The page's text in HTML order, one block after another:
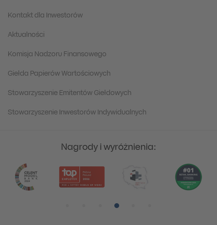
Kontakt dla Inwestorów
Aktualności
Komisja Nadzoru Finansowego
Giełda Papierów Wartościowych
Stowarzyszenie Emitentów Giełdowych
Stowarzyszenie Inwestorów Indywidualnych
Nagrody i wyróżnienia: